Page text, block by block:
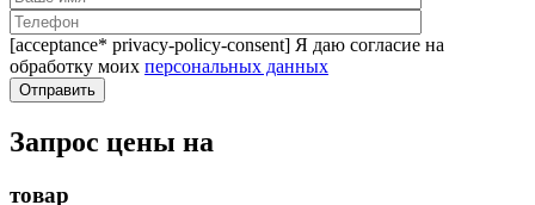
[acceptance* privacy-policy-consent] Я даю согласие на
обработку моих персональных данных
Запрос цены на
товар